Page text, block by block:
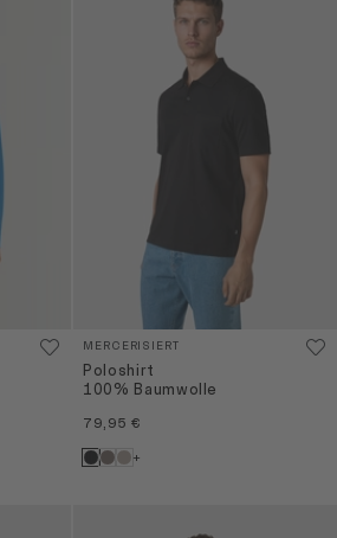
MERCERISIERT
Poloshirt
100% Baumwolle
79,95 €
+